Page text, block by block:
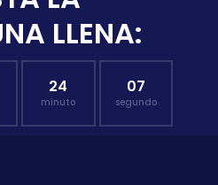
LLENA:
24
minuto
06
segundo